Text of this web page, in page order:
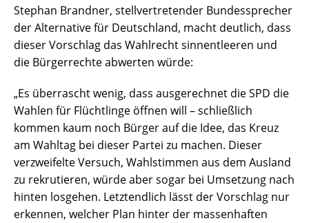
Stephan Brandner, stellvertretender Bundessprecher
der Alternative für Deutschland, macht deutlich, dass
dieser Vorschlag das Wahlrecht sinnentleeren und
die Bürgerrechte abwerten würde:
„Es überrascht wenig, dass ausgerechnet die SPD die
Wahlen für Flüchtlinge öffnen will – schließlich
kommen kaum noch Bürger auf die Idee, das Kreuz
am Wahltag bei dieser Partei zu machen. Dieser
verzweifelte Versuch, Wahlstimmen aus dem Ausland
zu rekrutieren, würde aber sogar bei Umsetzung nach
hinten losgehen. Letztendlich lässt der Vorschlag nur
erkennen, welcher Plan hinter der massenhaften